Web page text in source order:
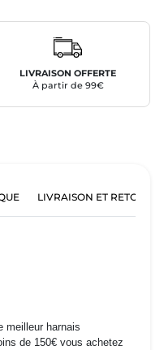
LIVRAISON OFFERTE
À partir de 99€
LIVRAISON ET RETOURS
meilleur harnais
de 150€ vous achetez